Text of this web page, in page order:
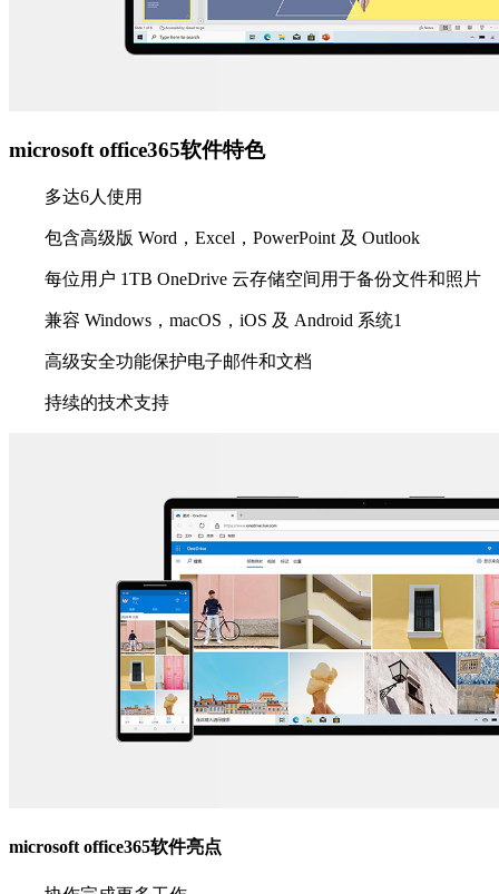
microsoft office365软件特色
多达6人使用
包含高级版 Word，Excel，PowerPoint 及 Outlook
每位用户 1TB OneDrive 云存储空间用于备份文件和照片
兼容 Windows，macOS，iOS 及 Android 系统1
高级安全功能保护电子邮件和文档
持续的技术支持
microsoft office365软件亮点